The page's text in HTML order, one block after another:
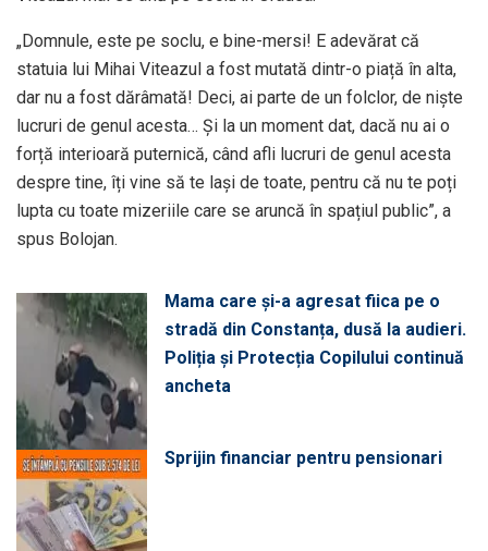
„Domnule, este pe soclu, e bine-mersi! E adevărat că
statuia lui Mihai Viteazul a fost mutată dintr-o piață în alta,
dar nu a fost dărâmată! Deci, ai parte de un folclor, de niște
lucruri de genul acesta… Și la un moment dat, dacă nu ai o
forță interioară puternică, când afli lucruri de genul acesta
despre tine, îți vine să te lași de toate, pentru că nu te poți
lupta cu toate mizeriile care se aruncă în spațiul public”, a
spus Bolojan.
Mama care și-a agresat fiica pe o
stradă din Constanța, dusă la audieri.
Poliția și Protecția Copilului continuă
ancheta
Sprijin financiar pentru pensionari